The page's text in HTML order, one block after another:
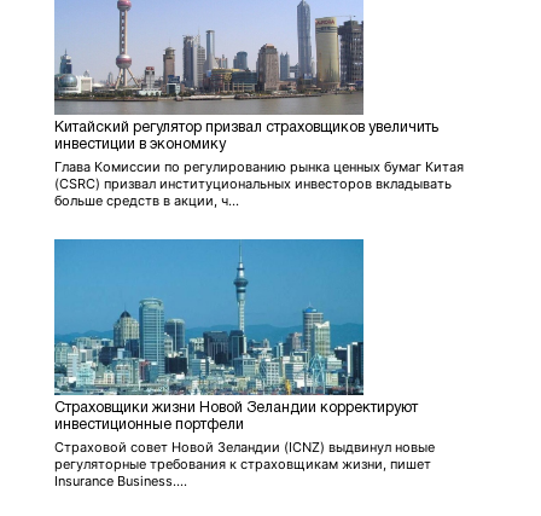
Китайский регулятор призвал страховщиков увеличить
инвестиции в экономику
Глава Комиссии по регулированию рынка ценных бумаг Китая
(CSRC) призвал институциональных инвесторов вкладывать
больше средств в акции, ч...
Страховщики жизни Новой Зеландии корректируют
инвестиционные портфели
Страховой совет Новой Зеландии (ICNZ) выдвинул новые
регуляторные требования к страховщикам жизни, пишет
Insurance Business....